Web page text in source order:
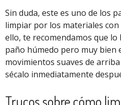
Sin duda, este es uno de los
limpiar por los materiales
ello, te recomendamos que
paño húmedo pero muy bien
movimientos suaves de
sécalo inmediatamente
Trucos sobre cómo